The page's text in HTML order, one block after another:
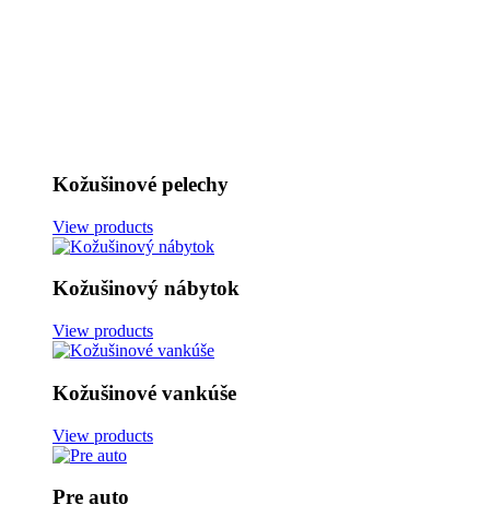
Kožušinové pelechy
View products
Kožušinový nábytok
View products
Kožušinové vankúše
View products
Pre auto